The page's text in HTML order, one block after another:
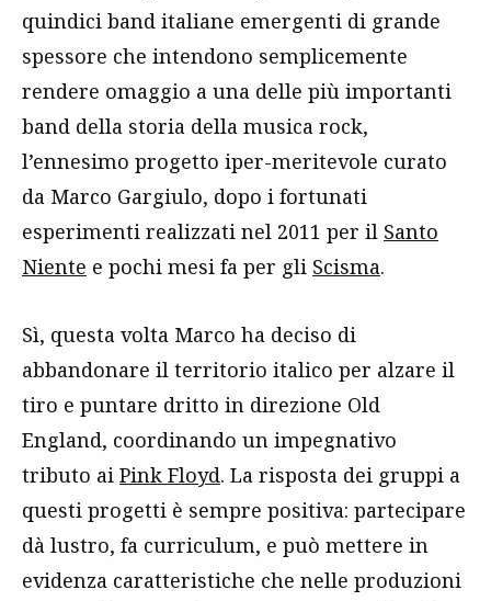
quindici band italiane emergenti di grande
spessore che intendono semplicemente
rendere omaggio a una delle più importanti
band della storia della musica rock,
l’ennesimo progetto iper-meritevole curato
da Marco Gargiulo, dopo i fortunati
esperimenti realizzati nel 2011 per il Santo
Niente e pochi mesi fa per gli Scisma.
Sì, questa volta Marco ha deciso di
abbandonare il territorio italico per alzare il
tiro e puntare dritto in direzione Old
England, coordinando un impegnativo
tributo ai Pink Floyd. La risposta dei gruppi a
questi progetti è sempre positiva: partecipare
dà lustro, fa curriculum, e può mettere in
evidenza caratteristiche che nelle produzioni